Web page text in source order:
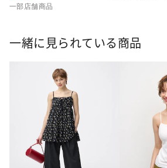
一部店舗商品
一緒に見られている商品